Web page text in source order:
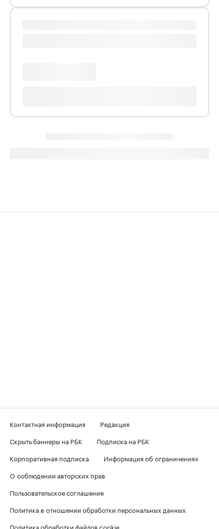
Контактная информация
Редакция
Скрыть баннеры на РБК
Подписка на РБК
Корпоративная подписка
Информация об ограничениях
О соблюдении авторских прав
Пользовательское соглашение
Политика в отношении обработки персональных данных
Политика обработки файлов cookie